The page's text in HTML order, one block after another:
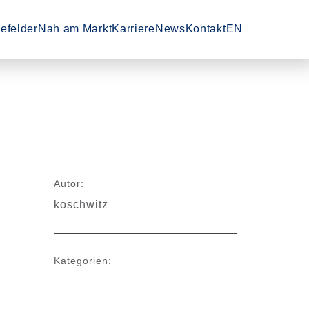
Nah am MarktKarriereNewsKontaktEN
Autor:
koschwitz
Kategorien: